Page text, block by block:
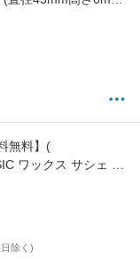
イル アロマプレート
ャルオイル 精油 お
ンス 玄関 車 アロマ
無料】(
ワックス サシェ )
ク ウィリアムモリ
り 芳香 癒し 吊り下
リビング 玄関 トイ
ギリス 買い回り
除く)